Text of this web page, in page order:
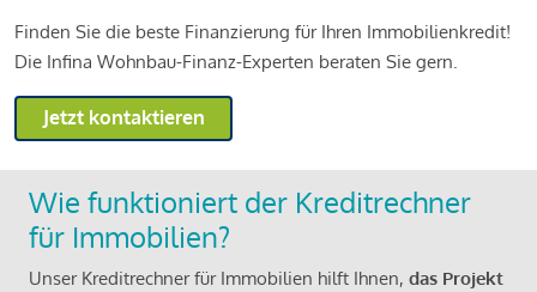
Finden Sie die beste Finanzierung für Ihren Immobilienkredit!
Die Infina Wohnbau-Finanz-Experten beraten Sie gern.
Jetzt kontaktieren
Wie funktioniert der Kreditrechner
für Immobilien?
Unser Kreditrechner für Immobilien hilft Ihnen, das Projekt